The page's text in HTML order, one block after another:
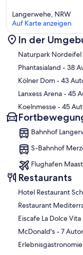
Langerwehe, NRW
Auf Karte anzeigen
In der
Naturpark Nordeifel
Phantasialand - 38
Kölner Dom- 43
Lanxess Arena- 45
Koelnmesse- 45
Bahnhof
S-Bahnhof
Flughafen
Restaurants
‪McDonald's